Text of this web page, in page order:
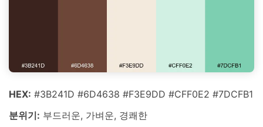
HEX: #3B241D #6D4638 #F3E9DD #CFF0E2 #7DCFB1
분위기: 부드러운, 가벼운, 경쾌한